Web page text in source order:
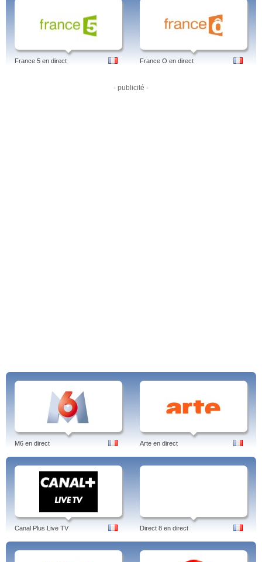
France 5 en direct France O en direct
- publicité -
M6 en direct Arte en direct
Canal Plus Live TV Direct 8 en direct